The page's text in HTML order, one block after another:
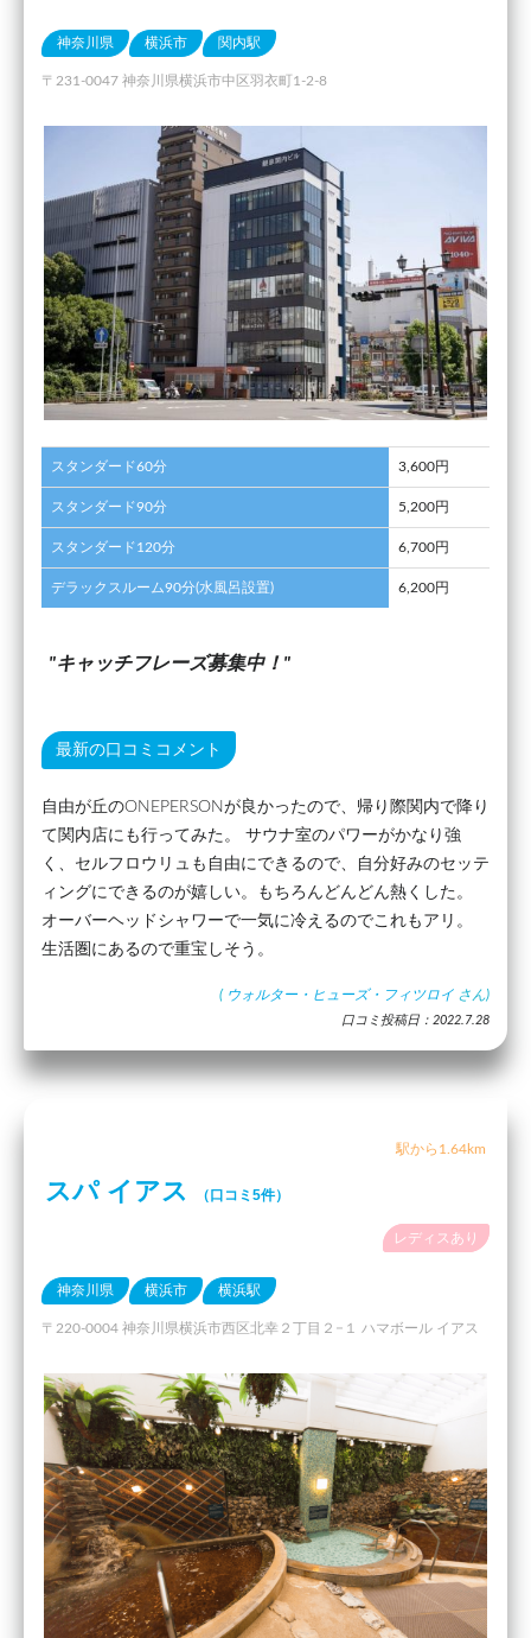
神奈川県 横浜市 関内駅
〒231-0047 神奈川県横浜市中区羽衣町1-2-8
スタンダード60分 3,600円
スタンダード90分 5,200円
スタンダード120分 6,700円
デラックスルーム90分(水風呂設置) 6,200円
キャッチフレーズ募集中！
最新の口コミコメント
自由が丘のONEPERSONが良かったので、帰り際関内で降り
て関内店にも行ってみた。 サウナ室のパワーがかなり強
く、セルフロウリュも自由にできるので、自分好みのセッテ
ィングにできるのが嬉しい。もちろんどんどん熱くした。
オーバーヘッドシャワーで一気に冷えるのでこれもアリ。
生活圏にあるので重宝しそう。
( ウォルター・ヒューズ・フィツロイ さん)
口コミ投稿日：2022.7.28
駅から1.64km
スパ イアス （口コミ5件）
レディスあり
神奈川県 横浜市 横浜駅
〒220-0004 神奈川県横浜市西区北幸２丁目２−１ ハマボール イアス